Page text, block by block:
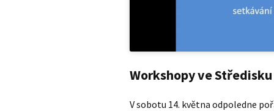
Workshopy ve
V sobotu 14. května odpoledne